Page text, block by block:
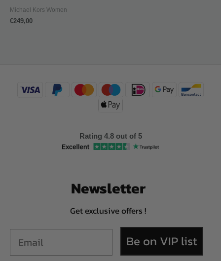
Michael Kors Women
€249,00
Rating 4.8 out of 5
Newsletter
Get exclusive offers !
Be on VIP list